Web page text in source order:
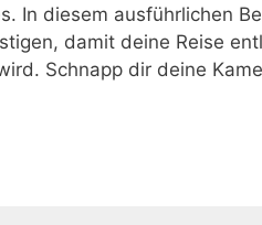
In diesem ausführlichen
damit deine Reise
Schnapp dir deine